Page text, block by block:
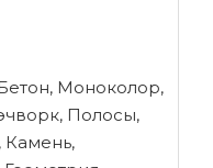
Моноколор,
Полосы,
Камень,